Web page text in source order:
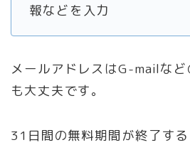
報などを入力
メールアドレスはG-mailな
も大丈夫です。
31日間の無料期間が終了す